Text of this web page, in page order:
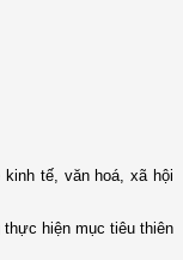
tế, văn hoá, xã hội
hiện mục tiêu thiên